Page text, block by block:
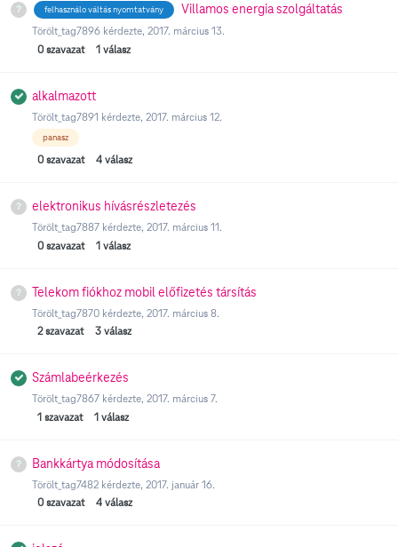
felhasználo váltás nyomtatvány Villamos energia szolgáltatás
Törölt_tag7896 kérdezte, 2017. március 13.
0 szavazat 1 válasz
alkalmazott
Törölt_tag7891 kérdezte, 2017. március 12.
panasz
0 szavazat 4 válasz
elektronikus hívásrészletezés
Törölt_tag7887 kérdezte, 2017. március 11.
0 szavazat 1 válasz
Telekom fiókhoz mobil előfizetés társítás
Törölt_tag7870 kérdezte, 2017. március 8.
2 szavazat 3 válasz
Számlabeérkezés
Törölt_tag7867 kérdezte, 2017. március 7.
1 szavazat 1 válasz
Bankkártya módosítása
Törölt_tag7482 kérdezte, 2017. január 16.
0 szavazat 4 válasz